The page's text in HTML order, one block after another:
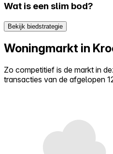
Wat is een slim bod?
Bekijk biedstrategie
Woningmarkt in
Zo competitief is de markt in
transacties van de afgelopen